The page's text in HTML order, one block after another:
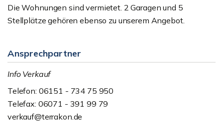
Die Wohnungen sind vermietet. 2 Garagen und 5
Stellplätze gehören ebenso zu unserem Angebot.
Ansprechpartner
Info Verkauf
Telefon: 06151 - 734 75 950
Telefax: 06071 - 391 99 79
verkauf@terrakon.de